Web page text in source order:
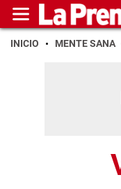
INICIO MENTE SANA